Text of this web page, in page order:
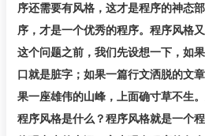
序还需要有风格，这才是程序的神态
序，才是一个优秀的程序。程序风格
这个问题之前，我们先设想一下，如
口就是脏字；如果一篇行文洒脱的文
果一座雄伟的山峰，上面确寸草不生
程序风格是什么？程序风格就是一个